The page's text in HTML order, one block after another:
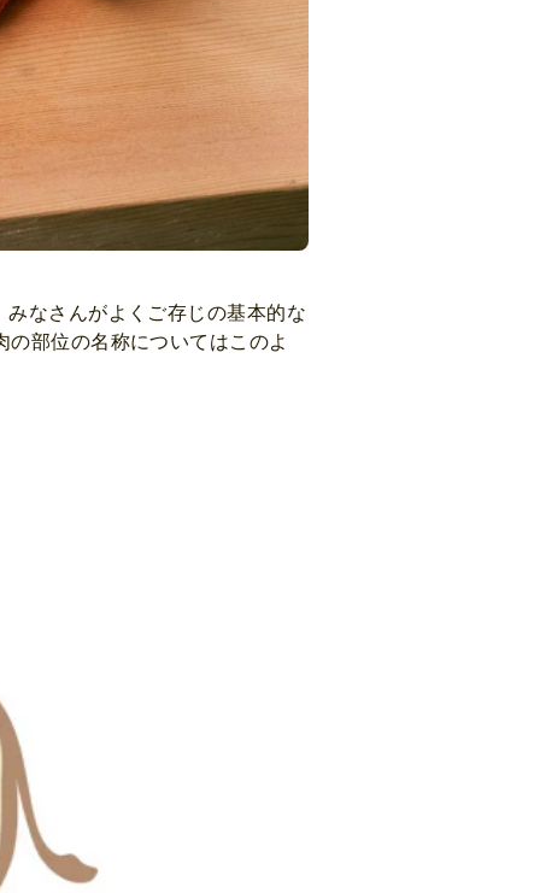
なさんがよくご存じの基本的な
部位の名称についてはこのよ